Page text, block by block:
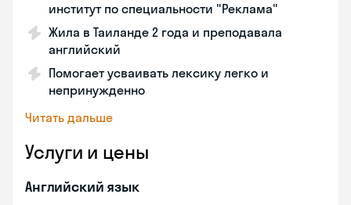
институт по специальности "Реклама"
Жила в Таиланде 2 года и преподавала
английский
Помогает усваивать лексику легко и
непринужденно
Читать дальше
Услуги и цены
Английский язык